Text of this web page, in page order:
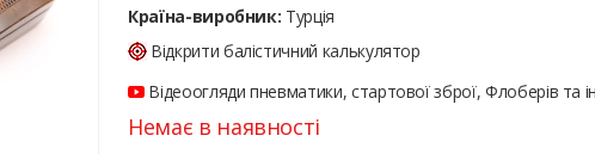
Країна-виробник: Турція
Відкрити балістичний калькулятор
Відеоогляди пневматики, стартової зброї, Флоберів та
Немає в наявності